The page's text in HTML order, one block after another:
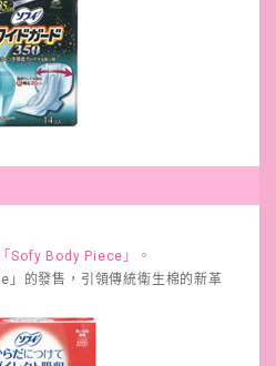
Sofy Body Piece」。
的發售，引領傳統衛生棉的新革